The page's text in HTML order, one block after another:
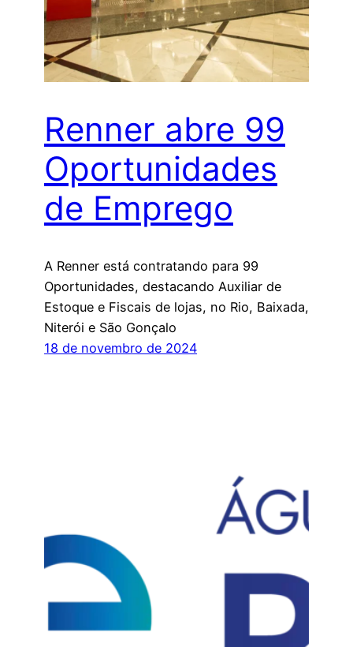
Renner abre 99
Oportunidades
de Emprego
A Renner está contratando para 99
Oportunidades, destacando Auxiliar de
Estoque e Fiscais de lojas, no Rio, Baixada,
Niterói e São Gonçalo
18 de novembro de 2024